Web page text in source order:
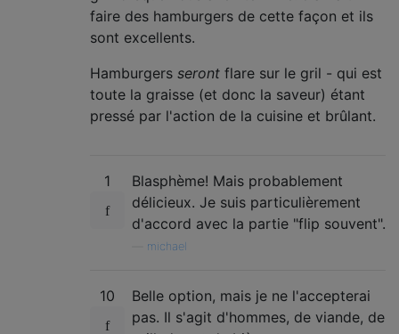
faire des hamburgers de cette façon et ils
sont excellents.
Hamburgers seront flare sur le gril - qui est
toute la graisse (et donc la saveur) étant
pressé par l'action de la cuisine et brûlant.
1
Blasphème! Mais probablement
délicieux. Je suis particulièrement
d'accord avec la partie "flip souvent".
michael
10
Belle option, mais je ne l'accepterai
pas. Il s'agit d'hommes, de viande, de